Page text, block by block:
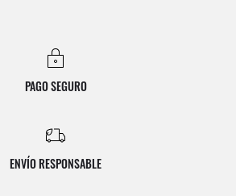
PAGO SEGURO
ENVÍO RESPONSABLE